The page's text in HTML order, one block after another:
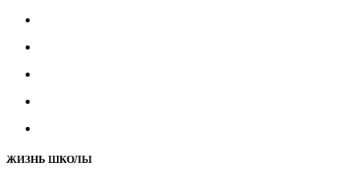
ЖИЗНЬ ШКОЛЫ